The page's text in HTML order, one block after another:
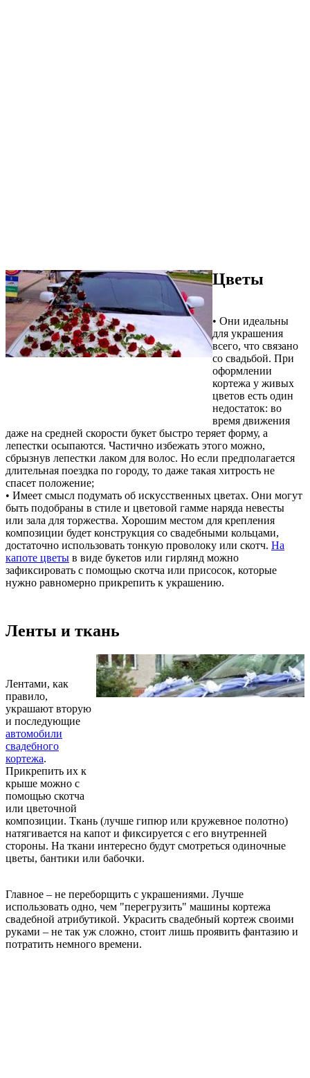
Цветы
• Они идеальны
для украшения
всего, что связано
со свадьбой. При
оформлении
кортежа у живых
цветов есть один
недостаток: во
время движения
даже на средней скорости букет быстро теряет форму, а
лепестки осыпаются. Частично избежать этого можно,
сбрызнув лепестки лаком для волос. Но если предполагается
длительная поездка по городу, то даже такая хитрость не
спасет положение;
• Имеет смысл подумать об искусственных цветах. Они могут
быть подобраны в стиле и цветовой гамме наряда невесты
или зала для торжества. Хорошим местом для крепления
композиции будет конструкция со свадебными кольцами,
достаточно использовать тонкую проволоку или скотч. На
капоте цветы в виде букетов или гирлянд можно
зафиксировать с помощью скотча или присосок, которые
нужно равномерно прикрепить к украшению.
Ленты и ткань
Лентами, как
правило,
украшают вторую
и последующие
автомобили
свадебного
кортежа.
Прикрепить их к
крыше можно с
помощью скотча
или цветочной
композиции. Ткань (лучше гипюр или кружевное полотно)
натягивается на капот и фиксируется с его внутренней
стороны. На ткани интересно будут смотреться одиночные
цветы, бантики или бабочки.
Главное – не переборщить с украшениями. Лучше
использовать одно, чем "перегрузить" машины кортежа
свадебной атрибутикой. Украсить свадебный кортеж своими
руками – не так уж сложно, стоит лишь проявить фантазию и
потратить немного времени.